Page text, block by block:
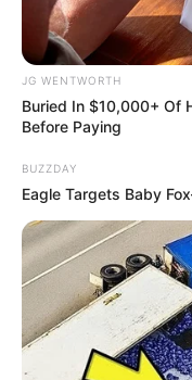
This Trick Is For
MEDVI
JG WENTWORTH
Buried In $10,000+ Of
Before Paying
BUZZDAY
Eagle Targets Baby